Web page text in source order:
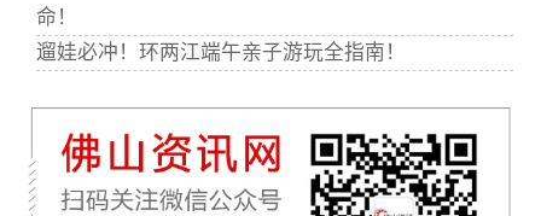
命！
遛娃必冲！环两江端午亲子游玩全指南！